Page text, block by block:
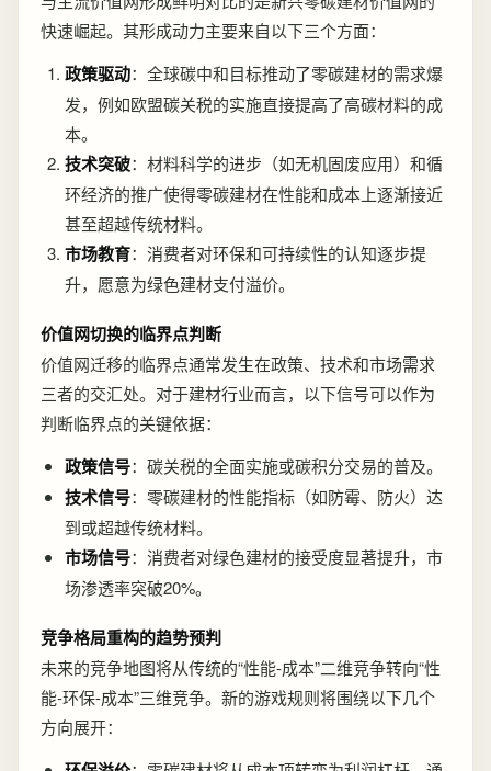
快速崛起。其形成动力主要来自以下三个方面：
政策驱动：全球碳中和目标推动了零碳建材的需求爆
发，例如欧盟碳关税的实施直接提高了高碳材料的成
本。
技术突破：材料科学的进步（如无机固废应用）和循
环经济的推广使得零碳建材在性能和成本上逐渐接近
甚至超越传统材料。
市场教育：消费者对环保和可持续性的认知逐步提
升，愿意为绿色建材支付溢价。
价值网切换的临界点判断
价值网迁移的临界点通常发生在政策、技术和市场需求
三者的交汇处。对于建材行业而言，以下信号可以作为
判断临界点的关键依据：
政策信号：碳关税的全面实施或碳积分交易的普及。
技术信号：零碳建材的性能指标（如防霉、防火）达
到或超越传统材料。
市场信号：消费者对绿色建材的接受度显著提升，市
场渗透率突破20%。
竞争格局重构的趋势预判
未来的竞争地图将从传统的“性能-成本”二维竞争转向“性
能-环保-成本”三维竞争。新的游戏规则将围绕以下几个
方向展开：